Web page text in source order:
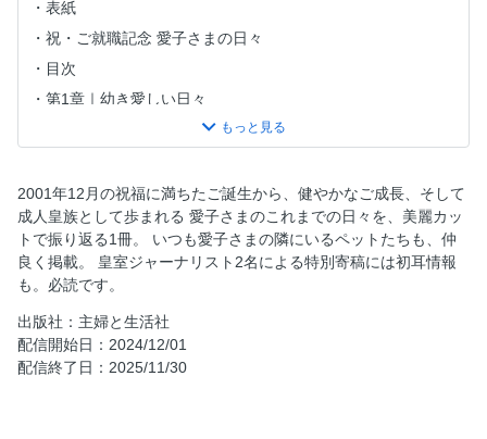
表紙
祝・ご就職記念 愛子さまの日々
目次
第1章｜幼き愛しい日々
2歳
3歳
4歳
幼稚園ご入園
5歳
6歳
幼稚園ご卒業
2001年12月の祝福に満ちたご誕生から、健やかなご成長、そして
成人皇族として歩まれる 愛子さまのこれまでの日々を、美麗カッ
トで振り返る1冊。 いつも愛子さまの隣にいるペットたちも、仲
良く掲載。 皇室ジャーナリスト2名による特別寄稿には初耳情報
も。必読です。
出版社：主婦と生活社
配信開始日：2024/12/01
配信終了日：2025/11/30